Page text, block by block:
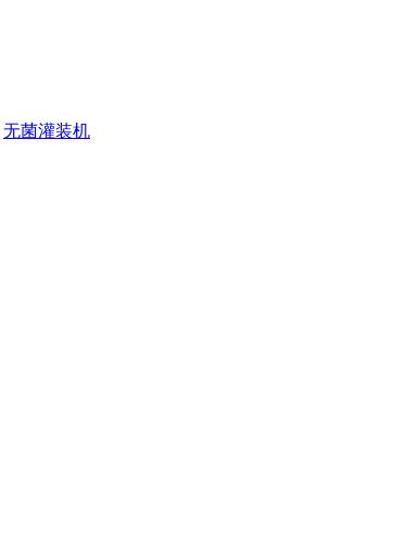
无菌灌装机